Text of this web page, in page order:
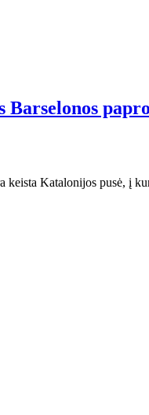
keista Katalonijos pusė, į